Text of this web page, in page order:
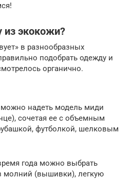
из экокожи?
в разнообразных
подобрать одежду и
органично.
можно надеть модель миди
сочетая ее с объемным
футболкой, шелковым
года можно выбрать
молний (вышивки), легкую